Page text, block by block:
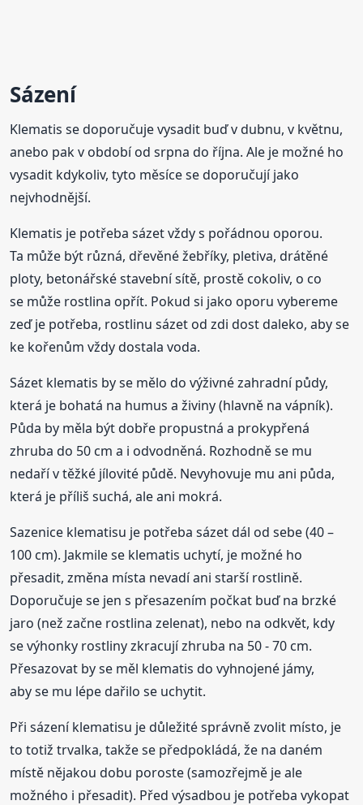
Sázení
Klematis se doporučuje vysadit buď v dubnu, v květnu,
anebo pak v období od srpna do října. Ale je možné ho
vysadit kdykoliv, tyto měsíce se doporučují jako
nejvhodnější.
Klematis je potřeba sázet vždy s pořádnou oporou.
Ta může být různá, dřevěné žebříky, pletiva, drátěné
ploty, betonářské stavební sítě, prostě cokoliv, o co
se může rostlina opřít. Pokud si jako oporu vybereme
zeď je potřeba, rostlinu sázet od zdi dost daleko, aby se
ke kořenům vždy dostala voda.
Sázet klematis by se mělo do výživné zahradní půdy,
která je bohatá na humus a živiny (hlavně na vápník).
Půda by měla být dobře propustná a prokypřená
zhruba do 50 cm a i odvodněná. Rozhodně se mu
nedaří v těžké jílovité půdě. Nevyhovuje mu ani půda,
která je příliš suchá, ale ani mokrá.
Sazenice klematisu je potřeba sázet dál od sebe (40 –
100 cm). Jakmile se klematis uchytí, je možné ho
přesadit, změna místa nevadí ani starší rostlině.
Doporučuje se jen s přesazením počkat buď na brzké
jaro (než začne rostlina zelenat), nebo na odkvět, kdy
se výhonky rostliny zkracují zhruba na 50 - 70 cm.
Přesazovat by se měl klematis do vyhnojené jámy,
aby se mu lépe dařilo se uchytit.
Při sázení klematisu je důležité správně zvolit místo, je
to totiž trvalka, takže se předpokládá, že na daném
místě nějakou dobu poroste (samozřejmě je ale
možného i přesadit). Před výsadbou je potřeba vykopat